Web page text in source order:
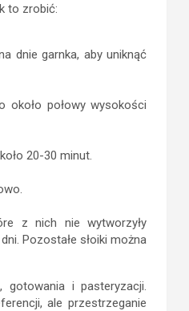
to zrobić:
dnie garnka, aby uniknąć
około połowy wysokości
20-30 minut.
z nich nie wytworzyły
Pozostałe słoiki można
i pasteryzacji.
ale przestrzeganie